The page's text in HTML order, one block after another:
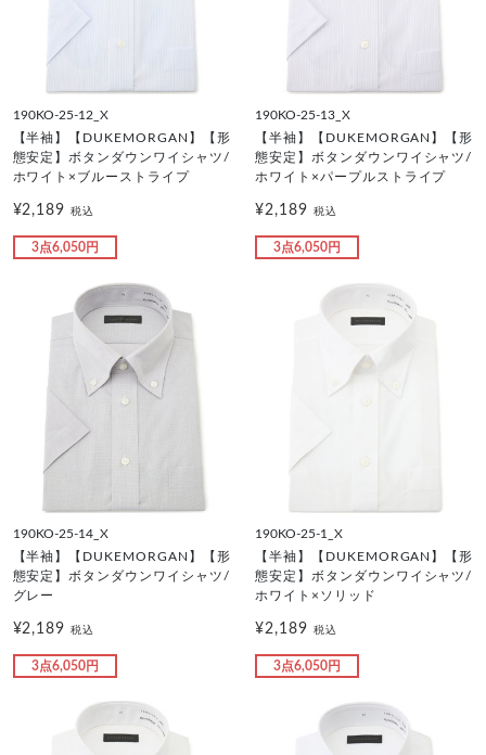
190KO-25-12_X
【半袖】【DUKEMORGAN】【形
態安定】ボタンダウンワイシャツ/
ホワイト×ブルーストライプ
¥2,189税込
3点6,050円
190KO-25-13_X
【半袖】【DUKEMORGAN】【形
態安定】ボタンダウンワイシャツ/
ホワイト×パープルストライプ
¥2,189 税込
3点6,050円
190KO-25-14_X
【半袖】【DUKEMORGAN】【形
態安定】ボタンダウンワイシャツ/
グレー
¥2,189税込
3点6,050円
190KO-25-1_X
【半袖】【DUKEMORGAN】【形
態安定】ボタンダウンワイシャツ/
ホワイト×ソリッド
¥2,189 税込
3点6,050円